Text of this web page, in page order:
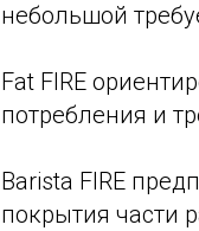
небольшой
Fat FIRE
потребления и
Barista FIRE
покрытия части